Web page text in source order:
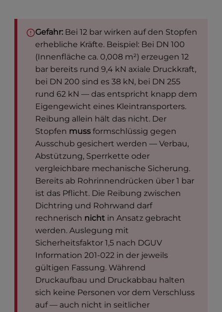
Gefahr: Bei 12 bar wirken auf den Stopfen
erhebliche Kräfte. Beispiel: Bei DN 100
(Innenfläche ca. 0,008 m²) erzeugen 12
bar bereits rund 9,4 kN axiale Druckkraft,
bei DN 200 sind es 38 kN, bei DN 255
rund 62 kN — das entspricht knapp dem
Eigengewicht eines Kleintransporters.
Reibung allein hält das nicht. Der
Stopfen muss formschlüssig gegen
Ausschub gesichert werden — Verbau,
Abstützung, Sperrkette oder
vergleichbare mechanische Sicherung.
Bereits ab Rohrinnendrücken über 1 bar
ist das Pflicht. Die Reibung zwischen
Dichtring und Rohrwand darf
rechnerisch nicht in Ansatz gebracht
werden. Auslegung mit
Sicherheitsfaktor 1,5 nach DGUV
Information 201-022 in der jeweils
gültigen Fassung. Während
Druckaufbau und Druckabbau halten
sich keine Personen vor dem Verschluss
auf — auch nicht in seitlicher